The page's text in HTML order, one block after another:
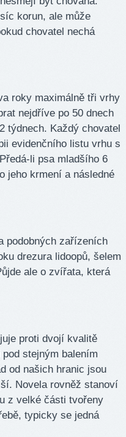
korun, ale může
chovatel nechá
roky maximálně tři vrhy
nejdříve po 50 dnech
týdnech. Každý chovatel
evidenčního listu vrhu s
li psa mladšího 6
jeho krmení a následné
podobných zařízeních
drezura lidoopů, šelem
ale o zvířata, která
proti dvojí kvalitě
stejným balením
od našich hranic jsou
Novela rovněž stanoví
z velké části tvořeny
typicky se jedná